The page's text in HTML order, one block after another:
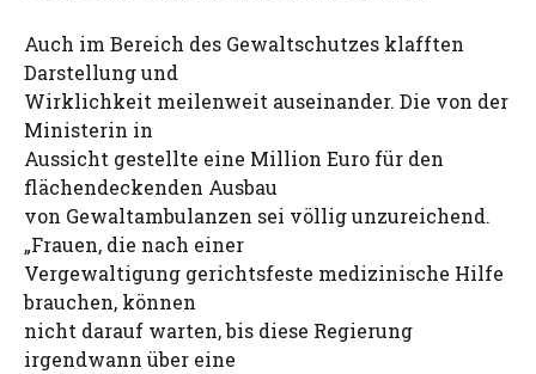
Auch im Bereich des Gewaltschutzes klafften
Darstellung und
Wirklichkeit meilenweit auseinander. Die von der
Ministerin in
Aussicht gestellte eine Million Euro für den
flächendeckenden Ausbau
von Gewaltambulanzen sei völlig unzureichend.
„Frauen, die nach einer
Vergewaltigung gerichtsfeste medizinische Hilfe
brauchen, können
nicht darauf warten, bis diese Regierung
irgendwann über eine